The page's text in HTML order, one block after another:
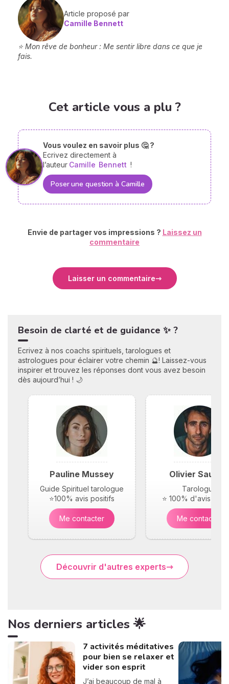
Article proposé par
Camille Bennett
⭐ Mon rêve de bonheur : Me sentir libre dans ce que je
fais.
Cet article vous a plu ?
Vous voulez en savoir plus 🤔 ?
Ecrivez directement à
l’auteur Camille Bennett !
Poser une question à Camille
Envie de partager vos impressions ? Laissez un
commentaire
Laisser un commentaire
Besoin de clarté et de guidance ✨ ?
Ecrivez à nos coachs spirituels, tarologues et
astrologues pour éclairer votre chemin 🔮! Laissez-vous
inspirer et trouvez les réponses dont vous avez besoin
dès aujourd’hui ! 🌙
Pauline Mussey
Guide Spirituel tarologue
⭐100% avis positifs
Me contacter
Olivier Saunier
Tarologue
⭐ 100% d'avis
Me contacter
Découvrir d'autres experts
Nos derniers articles 🌟
7 activités méditatives
pour bien se relaxer et
vider son esprit
J’ai beaucoup de mal à